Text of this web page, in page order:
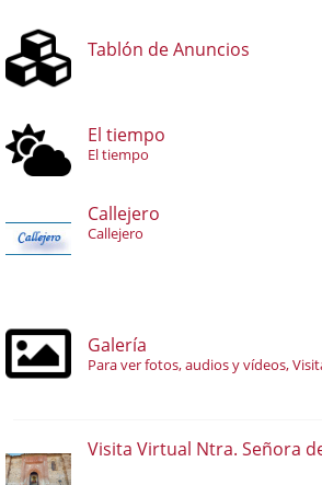
Tablón de Anuncios
El tiempo
El tiempo
Callejero
Callejero
Galería
Para ver fotos, audios y vídeos,
Visita Virtual Ntra. Señora